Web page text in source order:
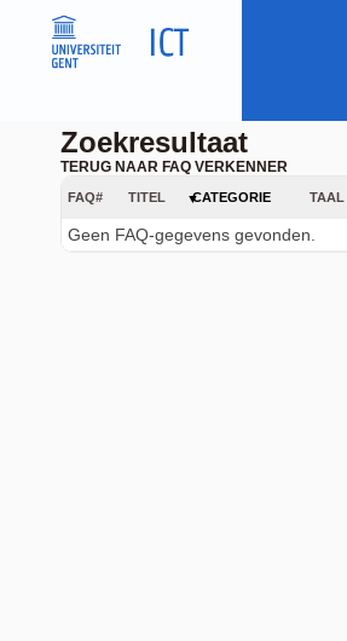
Zoekresultaat
TERUG NAAR FAQ VERKENNER
FAQ# TITEL CATEGORIE TAAL
Geen FAQ-gegevens gevonden.